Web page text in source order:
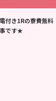
付き1Rの寮費無料
です★